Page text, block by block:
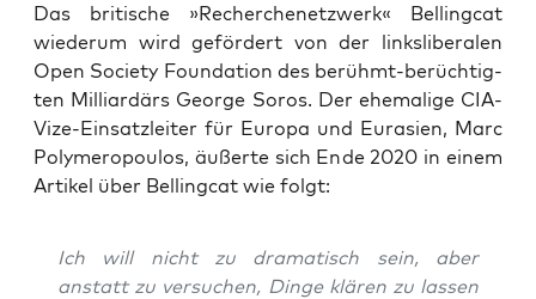
Das bri­ti­sche »Recher­chen­etz­werk« Bel­ling­cat
wie­der­um wird geför­dert von der links­li­be­ra­len
Open Socie­ty Foun­da­ti­on des berühmt-berüch­tig­
ten Mil­li­ar­därs Geor­ge Sor­os. Der ehe­ma­li­ge CIA-
Vize-Ein­satz­lei­ter für Euro­pa und Eura­si­en, Marc
Poly­me­ro­pou­los, äußer­te sich Ende 2020 in einem
Arti­kel über Bel­ling­cat wie folgt:
Ich will nicht zu dra­ma­tisch sein, aber
anstatt zu ver­su­chen, Din­ge klä­ren zu las­sen